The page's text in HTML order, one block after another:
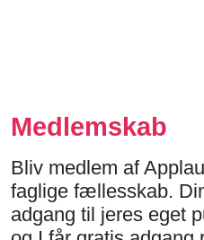
Medlemskab
Bliv medlem af
faglige fællesskab.
adgang til jeres eget